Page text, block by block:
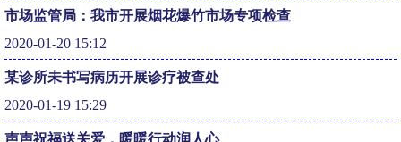
市场监管局：我市开展烟花爆竹市场专项检查
2020-01-20 15:12
某诊所未书写病历开展诊疗被查处
2020-01-19 15:29
声声祝福送关爱，暖暖行动润人心